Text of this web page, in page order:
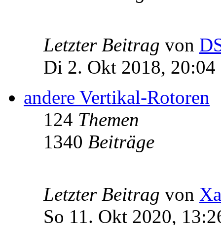
Letzter Beitrag von
Di 2. Okt 2018, 20:04
andere Vertikal-Rotoren
124 Themen
1340 Beiträge
Letzter Beitrag von
So 11. Okt 2020,